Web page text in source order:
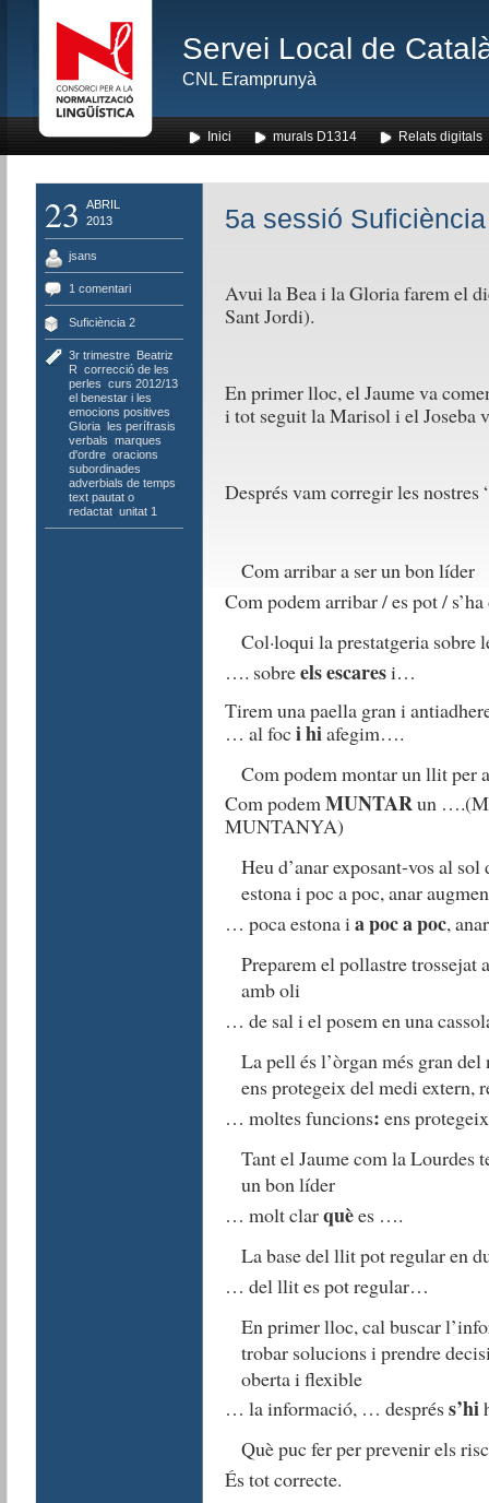
Servei Local de
CNL Eramprunyà
Inici murals D1314 Relats digitals
23
ABRIL
2013
jsans
1 comentari
Suficiència 2
3r trimestre, Beatriz
R correcció de les
perles curs 2012/13,
el benestar i les
emocions positives
Gloria, les perífrasis
verbals marques
d'ordre, oracions
subordinades
adverbials de temps
text pautat o
redactat, unitat 1
5a sessió
Avui la Bea i la Gloria farem el
Sant Jordi).
En primer lloc, el Jaume va
i tot seguit la Marisol i el Joseba
Després vam corregir les nostres
Com arribar a ser un bon líder
Com podem arribar / es pot /
Col·loqui la prestatgeria sobre
…. sobreels escaresi…
Tirem una paella gran i
… al foci hiafegim….
Com podem montar un llit per
Com podemMUNTARun
MUNTANYA)
Heu d’anar exposant-vos al
estona i poc a poc, anar
… poca estona ia poc a poc,
Preparem el pollastre trossejat
amb oli
… de sal i el posem en una
La pell és l’òrgan més gran
ens protegeix del medi extern,
… moltes funcions: ens
Tant el Jaume com la Lourdes
un bon líder
… molt clarquèes ….
La base del llit pot regular en
… del llit es pot regular…
En primer lloc, cal buscar
trobar solucions i prendre
oberta i flexible
… la informació, … despréss’hi
Què puc fer per prevenir els
És tot correcte.